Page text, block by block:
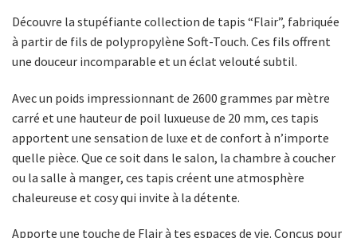
Découvre la stupéfiante collection de tapis “Flair”, fabriquée
à partir de fils de polypropylène Soft-Touch. Ces fils offrent
une douceur incomparable et un éclat velouté subtil.
Avec un poids impressionnant de 2600 grammes par mètre
carré et une hauteur de poil luxueuse de 20 mm, ces tapis
apportent une sensation de luxe et de confort à n’importe
quelle pièce. Que ce soit dans le salon, la chambre à coucher
ou la salle à manger, ces tapis créent une atmosphère
chaleureuse et cosy qui invite à la détente.
Apporte une touche de Flair à tes espaces de vie. Conçus pour